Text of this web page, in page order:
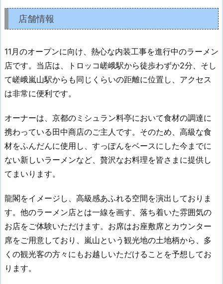
店舗情報
11月のオープンに向け、熱心な内装工事を進行中のラーメン
店です。当店は、トロッコ嵯峨駅から徒歩わずか2分、そし
て嵯峨嵐山駅からも同じくらいの距離に位置し、アクセス
は非常に便利です。
オーナーは、京都のミシュラン料亭において食材の調達に
携わっている田中商店のご主人です。そのため、高級な食
材をふんだんに使用し、すっぽんをベースにした今までに
ない新しいラーメンなど、贅沢なお料理を皆さまに提供し
てまいります。
龍閣をイメージし、高級感あふれる空間を演出しておりま
す。他のラーメン店とは一線を画す、落ち着いた雰囲気の
お店をご体験いただけます。お席はお座敷席とカウンター
席をご用意しており、嵐山という観光地の土地柄から、多
くの観光客の方々にもお越しいただけることを予想してお
ります。